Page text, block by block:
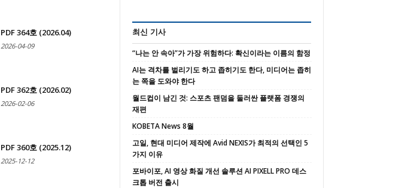
PDF 364호 (2026.04)
2026-04-09
PDF 362호 (2026.02)
2026-02-06
PDF 360호 (2025.12)
2025-12-12
최신 기사
“나는 안 속아”가 가장 위험하다: 확신이라는 이름의 함정
AI는 격차를 벌리기도 하고 좁히기도 한다, 미디어는 좁히
는 쪽을 도와야 한다
월드컵이 남긴 것: 스포츠 팬덤을 둘러싼 플랫폼 경쟁의
재편
KOBETA News 8월
고일, 현대 미디어 제작에 Avid NEXIS가 최적의 선택인 5
가지 이유
포바이포, AI 영상 화질 개선 솔루션 AI PIXELL PRO 데스
크톱 버전 출시